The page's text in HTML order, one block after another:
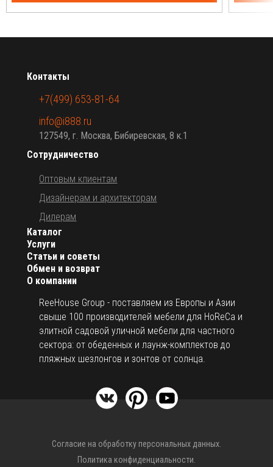
О компании
ReeHouse Group - поставляем из Европы и Азии
свыше 100 производителей мебели для HoReCa и
элитной садовой уличной мебели для частного
сектора: от обеденных и лаунж-комплектов до
пляжных шезлонгов и зонтов от солнца.
Каталог
Услуги
Статьи и советы
Обмен и возврат
Сотрудничество
Оптовым клиентам
Дизайнерам и архитекторам
Дилерам
Контакты
+7(499) 653-81-64
info@i888.ru
127549, г. Москва, Бибиревская, 8 к.1
Согласие на обработку персональных данных.
Политика конфиденциальности.